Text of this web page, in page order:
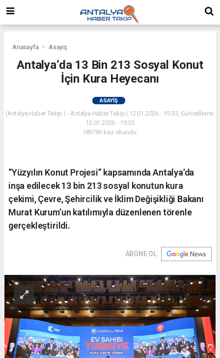
Anasayfa Asayiş
Antalya’da 13 Bin 213 Sosyal Konut
İçin Kura Heyecanı
ASAYIŞ
(Antalya Haber Takip ) - Antalya Haber Takip | 12.01.2026 - 19:33, Güncelleme:
12.01.2026 - 19:33
18978+ kez okundu.
“Yüzyılın Konut Projesi” kapsamında Antalya’da
inşa edilecek 13 bin 213 sosyal konutun kura
çekimi, Çevre, Şehircilik ve İklim Değişikliği Bakanı
Murat Kurum’un katılımıyla düzenlenen törenle
gerçekleştirildi.
ABONE OL